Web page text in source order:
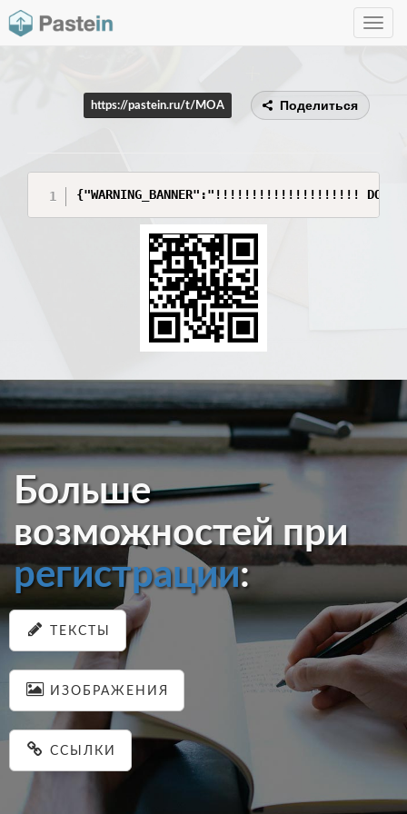
Toggle
https://pastein.ru/t/MOA Поделиться
{"WARNING_BANNER":"!!!!!!!!!!!!!!!!!!!! DO NOT SHARE
Больше
возможностей при
регистрации:
ТЕКСТЫ
ИЗОБРАЖЕНИЯ
ССЫЛКИ